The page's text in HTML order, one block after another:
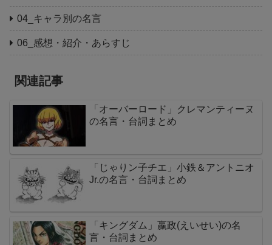
04_キャラ別の名言
06_感想・紹介・あらすじ
関連記事
「オーバーロード」クレマンティーヌ
の名言・台詞まとめ
「じゃりン子チエ」小鉄＆アントニオ
Jr.の名言・台詞まとめ
「キングダム」嬴政(えいせい)の名
言・台詞まとめ